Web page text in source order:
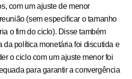
com um ajuste de menor
(sem especificar o tamanho
o fim do ciclo). Disse também
da política monetária foi discutida e
o ciclo com um ajuste menor foi
para garantir a convergência